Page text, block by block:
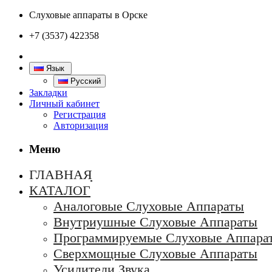
Слуховые аппараты в Орске
+7 (3537) 422358
Язык
Русский
Закладки
Личный кабинет
Регистрация
Авторизация
Меню
ГЛАВНАЯ
КАТАЛОГ
Аналоговые Слуховые Аппараты
Внутриушные Слуховые Аппараты
Программируемые Слуховые
Сверхмощные Слуховые Аппараты